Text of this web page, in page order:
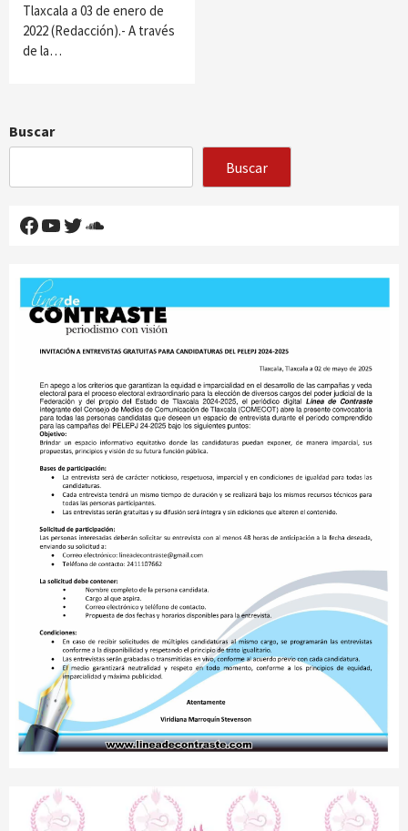
Tlaxcala a 03 de enero de
2022 (Redacción).- A través
de la…
Buscar
Buscar
Facebook
YouTube
Twitter
SoundCloud